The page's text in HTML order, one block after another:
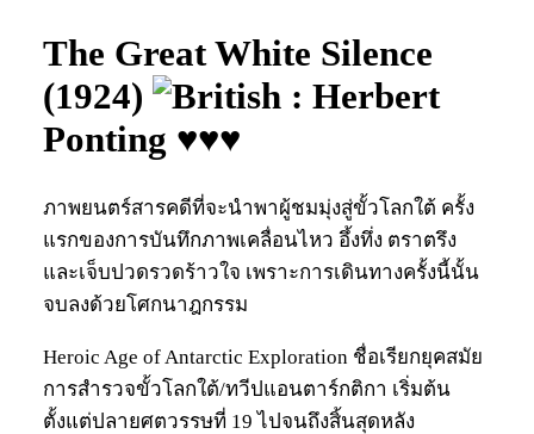
The Great White Silence
(1924)
: Herbert
Ponting ♥♥♥
ภาพยนตร์สารคดีที่จะนำพาผู้ชมมุ่งสู่ขั้วโลกใต้ ครั้ง
แรกของการบันทึกภาพเคลื่อนไหว อึ้งทึ่ง ตราตรึง
และเจ็บปวดรวดร้าวใจ เพราะการเดินทางครั้งนี้นั้น
จบลงด้วยโศกนาฎกรรม
Heroic Age of Antarctic Exploration ชื่อเรียกยุคสมัย
การสำรวจขั้วโลกใต้/ทวีปแอนตาร์กติกา เริ่มต้น
ตั้งแต่ปลายศตวรรษที่ 19 ไปจนถึงสิ้นสุดหลัง